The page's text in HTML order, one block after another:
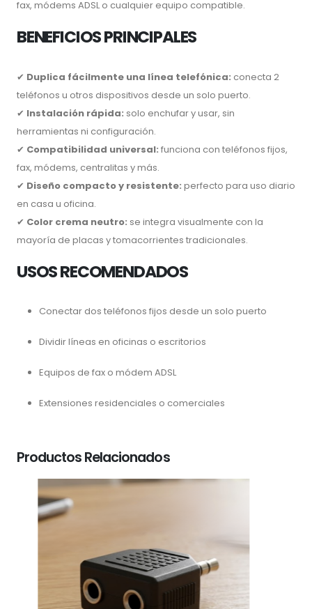
fax, módems ADSL o cualquier equipo compatible.
BENEFICIOS PRINCIPALES
✔ Duplica fácilmente una línea telefónica: conecta 2
teléfonos u otros dispositivos desde un solo puerto.
✔ Instalación rápida: solo enchufar y usar, sin
herramientas ni configuración.
✔ Compatibilidad universal: funciona con teléfonos fijos,
fax, módems, centralitas y más.
✔ Diseño compacto y resistente: perfecto para uso diario
en casa u oficina.
✔ Color crema neutro: se integra visualmente con la
mayoría de placas y tomacorrientes tradicionales.
USOS RECOMENDADOS
Conectar dos teléfonos fijos desde un solo puerto
Dividir líneas en oficinas o escritorios
Equipos de fax o módem ADSL
Extensiones residenciales o comerciales
Productos Relacionados